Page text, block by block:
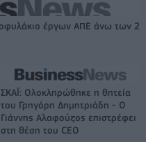
έργων ΑΠΕ άνω των 2
ΣΚΑΪ: Ολοκληρώθηκε η θητεία
του Γρηγόρη Δημητριάδη - Ο
Γιάννης Αλαφούζος επιστρέφει
στη θέση του CEO